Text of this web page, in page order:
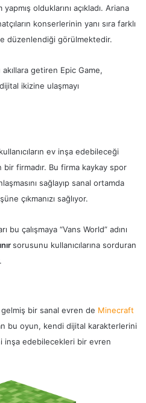
olduklarını açıkladı. Ariana
konserlerinin yanı sıra farklı
düzenlendiği görülmektedir.
getiren Epic Game,
ikizine ulaşmayı
ev inşa edebileceği
firmadır. Bu firma kaykay spor
sağlayıp sanal ortamda
çıkmanızı sağlıyor.
çalışmaya “Vans World” adını
sorusunu kullanıcılarına sorduran
bir sanal evren de Minecraft
bu oyun, kendi dijital karakterlerini
inşa edebilecekleri bir evren